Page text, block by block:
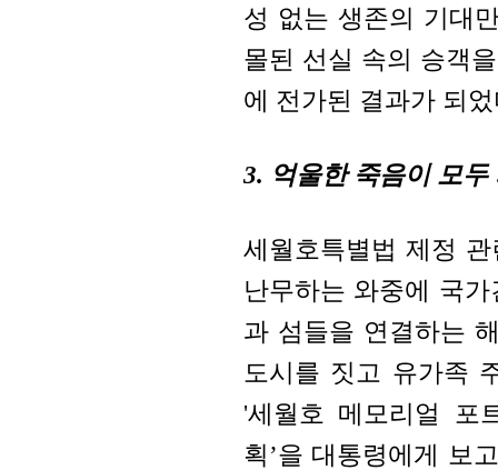
성 없는 생존의 기대
몰된 선실 속의 승객
에 전가된 결과가 되
3. 억울한 죽음이 모
세월호특별법 제정
난무하는 와중에 국
과 섬들을 연결하는
도시를 짓고 유가족
'세월호 메모리얼 포
획’을 대통령에게 보